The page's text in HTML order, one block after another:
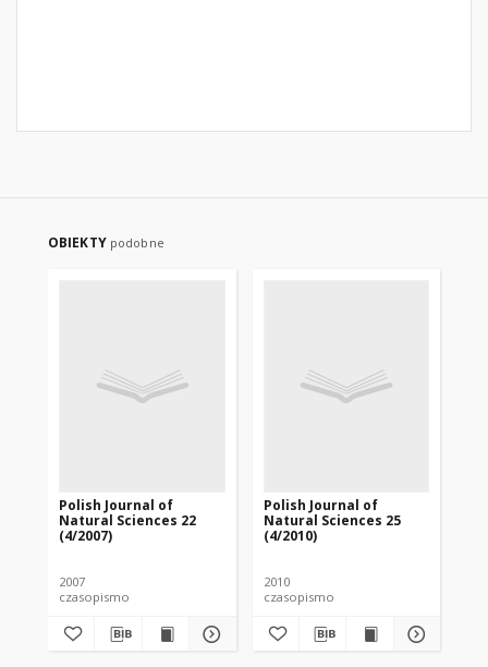
OBIEKTY podobne
Polish Journal of
Natural Sciences 22
(4/2007)
2007
czasopismo
Polish Journal of
Natural Sciences 25
(4/2010)
2010
czasopismo